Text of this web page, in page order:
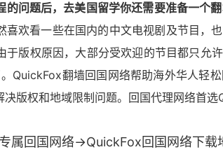
问题后，去美国留学你还需要准备一个翻
喜欢看一些在国内的中文电视剧及节目，
于版权原因，大部分受欢迎的节目都只允
QuickFox翻墙回国网络帮助海外华人轻松
版权和地域限制问题。回国代理网络首选
属回国网络→QuickFox回国网络下载